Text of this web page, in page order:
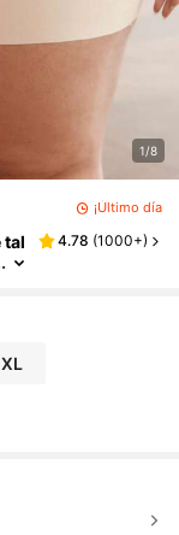
1/8
¡Último día
tal
4.78 (1000+)